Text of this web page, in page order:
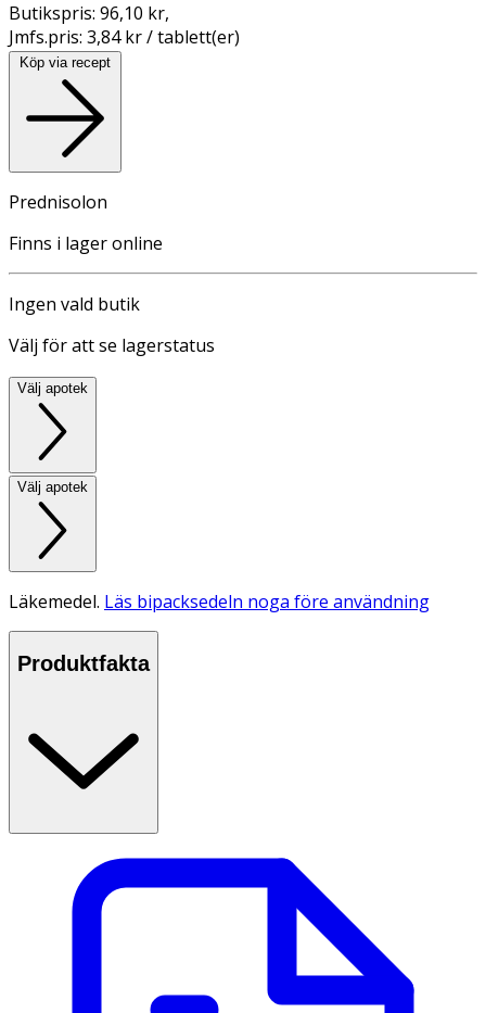
Butikspris: 96,10 kr,
Jmfs.pris: 3,84 kr / tablett(er)
Köp via recept
Prednisolon
Finns i lager online
Ingen vald butik
Välj för att se lagerstatus
Välj apotek
Välj apotek
Läkemedel. Läs bipacksedeln noga före användning
Produktfakta